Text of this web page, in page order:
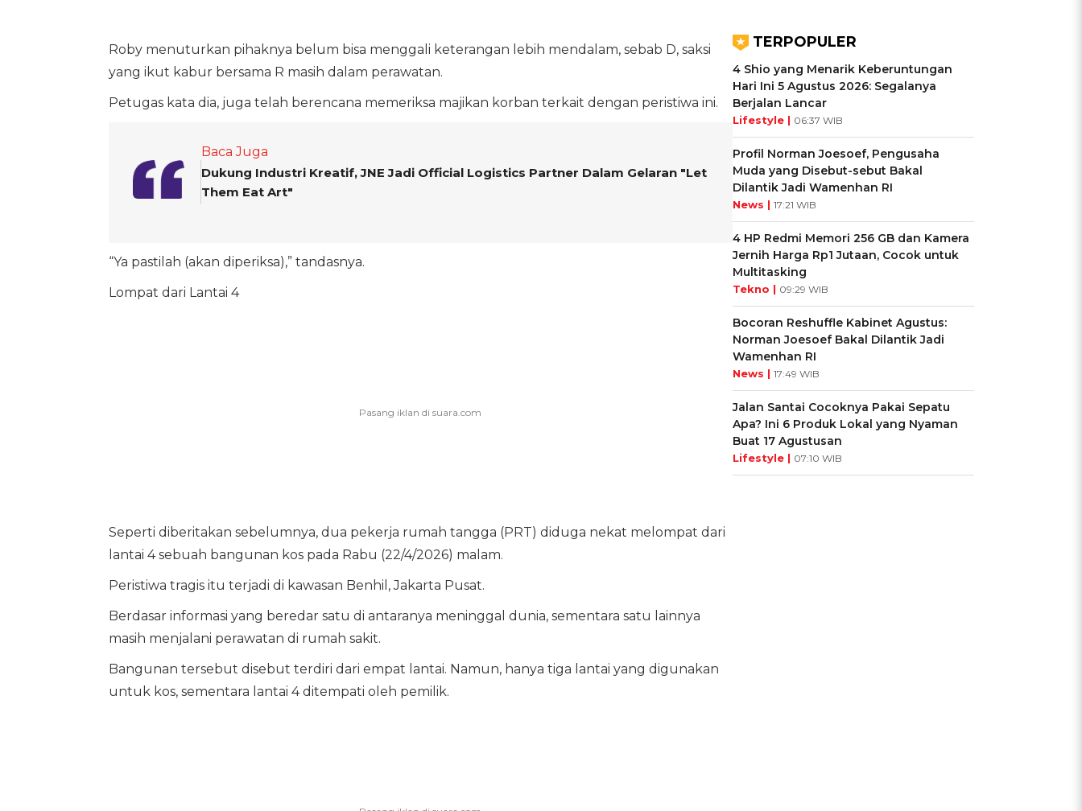
Roby menuturkan pihaknya belum bisa menggali keterangan lebih mendalam, sebab D, saksi
yang ikut kabur bersama R masih dalam perawatan.
Petugas kata dia, juga telah berencana memeriksa majikan korban terkait dengan peristiwa ini.
Baca Juga
Dukung Industri Kreatif, JNE Jadi Official Logistics Partner Dalam Gelaran "Let
Them Eat Art"
“Ya pastilah (akan diperiksa),” tandasnya.
Lompat dari Lantai 4
Seperti diberitakan sebelumnya, dua pekerja rumah tangga (PRT) diduga nekat melompat dari
lantai 4 sebuah bangunan kos pada Rabu (22/4/2026) malam.
Peristiwa tragis itu terjadi di kawasan Benhil, Jakarta Pusat.
Berdasar informasi yang beredar satu di antaranya meninggal dunia, sementara satu lainnya
masih menjalani perawatan di rumah sakit.
Bangunan tersebut disebut terdiri dari empat lantai. Namun, hanya tiga lantai yang digunakan
untuk kos, sementara lantai 4 ditempati oleh pemilik.
TERPOPULER
4 Shio yang Menarik Keberuntungan
Hari Ini 5 Agustus 2026: Segalanya
Berjalan Lancar
Lifestyle | 06:37 WIB
Profil Norman Joesoef, Pengusaha
Muda yang Disebut-sebut Bakal
Dilantik Jadi Wamenhan RI
News | 17:21 WIB
4 HP Redmi Memori 256 GB dan Kamera
Jernih Harga Rp1 Jutaan, Cocok untuk
Multitasking
Tekno | 09:29 WIB
Bocoran Reshuffle Kabinet Agustus:
Norman Joesoef Bakal Dilantik Jadi
Wamenhan RI
News | 17:49 WIB
Jalan Santai Cocoknya Pakai Sepatu
Apa? Ini 6 Produk Lokal yang Nyaman
Buat 17 Agustusan
Lifestyle | 07:10 WIB